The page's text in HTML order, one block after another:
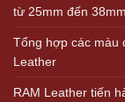
từ 25mm đến 38mm
Tổng hợp các màu
Leather
RAM Leather tiến